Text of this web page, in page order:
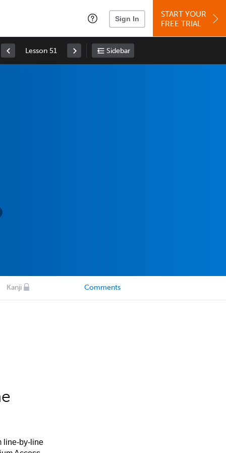
Sign In
START YOUR
FREE TRIAL
Lesson 51 Sidebar
Kanji Comments
line-by-line